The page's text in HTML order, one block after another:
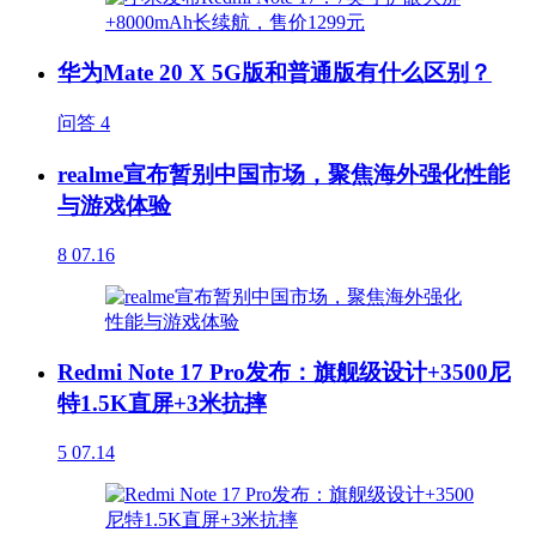
华为Mate 20 X 5G版和普通版有什么区别？
问答 4
realme宣布暂别中国市场，聚焦海外强化性能
与游戏体验
8 07.16
Redmi Note 17 Pro发布：旗舰级设计+3500尼
特1.5K直屏+3米抗摔
5 07.14